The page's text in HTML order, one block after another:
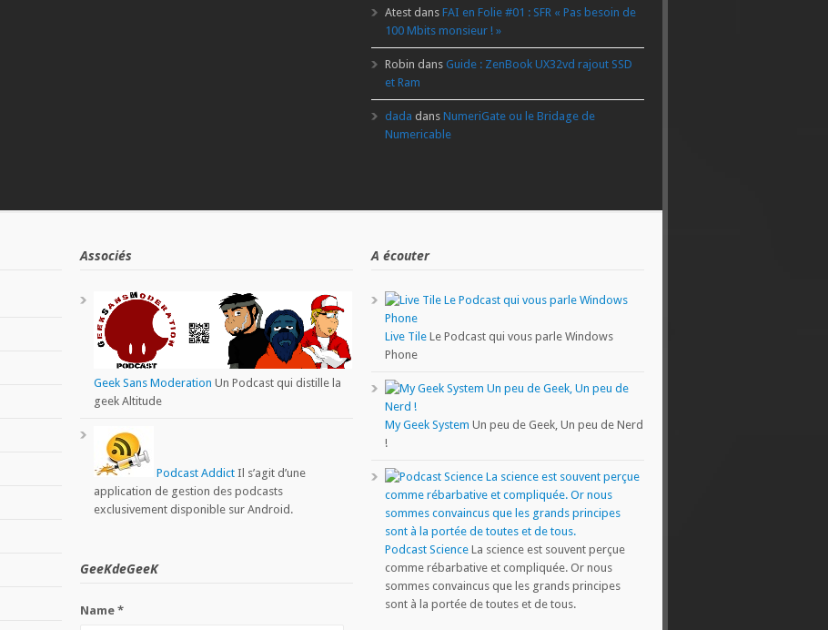
Atest dans FAI en Folie #01 : SFR « Pas besoin de
100 Mbits monsieur ! »
Robin dans Guide : ZenBook UX32vd rajout SSD
et Ram
dada dans NumeriGate ou le Bridage de
Numericable
Associés
Geek Sans Moderation Un Podcast qui distille la
geek Altitude
Podcast AddictIl s’agit d’une
application de gestion des podcasts
exclusivement disponible sur Android.
GeeKdeGeeK
Name *
A écouter
Live TileLe Podcast qui vous parle Windows
Phone
My Geek System Un peu de Geek, Un peu de Nerd
!
Podcast ScienceLa science est souvent perçue
comme rébarbative et compliquée. Or nous
sommes convaincus que les grands principes
sont à la portée de toutes et de tous.